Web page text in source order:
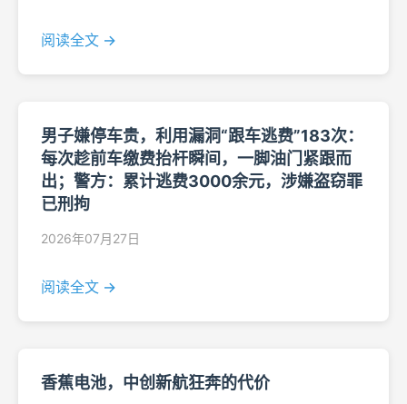
阅读全文 →
男子嫌停车贵，利用漏洞“跟车逃费”183次：
每次趁前车缴费抬杆瞬间，一脚油门紧跟而
出；警方：累计逃费3000余元，涉嫌盗窃罪
已刑拘
2026年07月27日
阅读全文 →
香蕉电池，中创新航狂奔的代价